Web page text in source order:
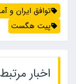
توافق ایران و
پیت هگست
اخبار مرتبط